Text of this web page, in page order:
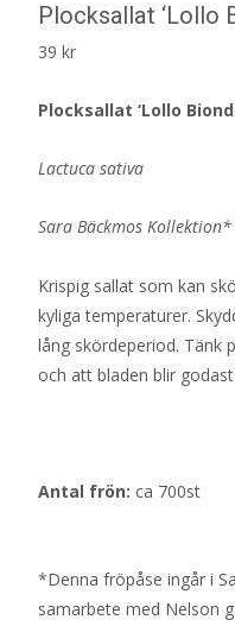
Plocksallat ‘Lollo
39 kr
Plocksallat ‘Lollo
Lactuca sativa
Sara Bäckmos Kollektion*
Krispig sallat som kan
kyliga temperaturer.
lång skördeperiod. Tänk
och att bladen blir
Antal frön: ca 700st
*Denna fröpåse ingår i
samarbete med Nelson